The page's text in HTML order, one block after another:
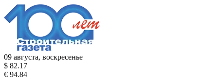
09 августа, воскресенье
$ 82.17
€ 94.84